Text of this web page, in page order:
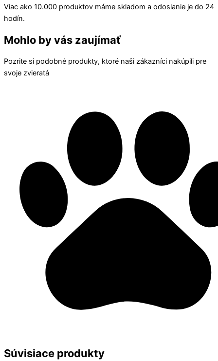
Viac ako 10.000 produktov máme skladom a odoslanie je do 24
hodín.
Mohlo by vás zaujímať
Pozrite si podobné produkty, ktoré naši zákazníci nakúpili pre
svoje zvieratá
Súvisiace produkty